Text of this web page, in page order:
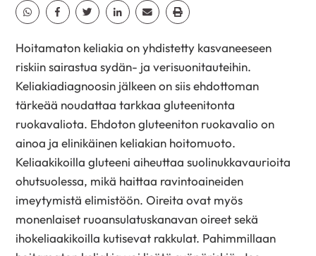
Jaa Whatsapp
Jaa Facebook
Jaa TwitterJaa Linkedin
Jaa EmailJaa Print
Hoitamaton keliakia on yhdistetty kasvaneeseen
riskiin sairastua sydän- ja verisuonitauteihin.
Keliakiadiagnoosin jälkeen on siis ehdottoman
tärkeää noudattaa tarkkaa gluteenitonta
ruokavaliota. Ehdoton gluteeniton ruokavalio on
ainoa ja elinikäinen keliakian hoitomuoto.
Keliaakikoilla gluteeni aiheuttaa suolinukkavaurioita
ohutsuolessa, mikä haittaa ravintoaineiden
imeytymistä elimistöön. Oireita ovat myös
monenlaiset ruoansulatuskanavan oireet sekä
ihokeliaakikoilla kutisevat rakkulat. Pahimmillaan